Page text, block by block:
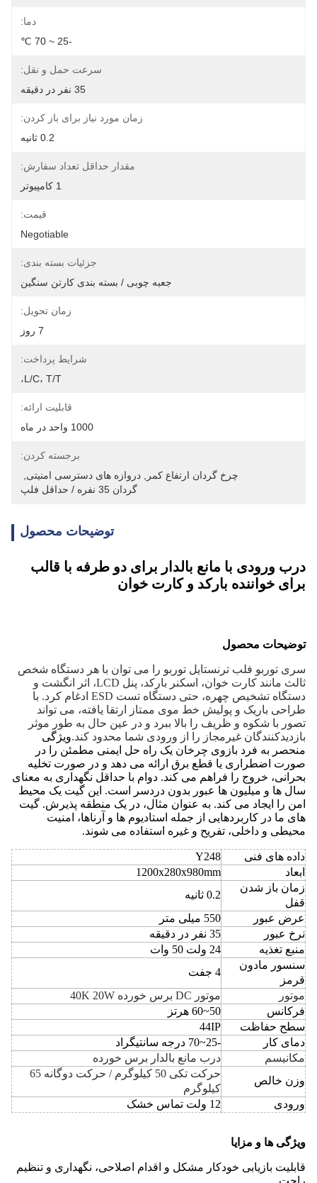
دما:
-25 ~ 70 ℃
سرعت حمل و نقل:
35 نفر در دقیقه
زمان مورد نیاز برای باز کردن:
0.2 ثانیه
مقدار حداقل تعداد سفارش:
1 کامپیوتر
قیمت:
Negotiable
جزئیات بسته بندی:
جعبه چوبی / بسته بندی کارتن سنگین
زمان تحویل:
7 روز
شرایط پرداخت:
L/C، T/T،
قابلیت ارائه:
1000 واحد در ماه
برجسته کردن:
چرخ گردان ارتفاع کمر
دروازه های دسترسی امنیتی
گردان 35 نفره / حداقل فلپ
توضیحات محصول
درب ورودی با مانع بالدار برای دو طرفه با قالب
برای خواننده بارکد و کارت خوان
توضیحات محصول
سری توربو فلب ترنستایل توربو را می توان با هر دستگاه شخص
ثالث مانند کارت خوان، اسکنر بارکد، پنل LCD، اثر انگشت و
دستگاه تشخیص چهره، حتی دستگاه تست ESD ادغام کرد. با
طراحی باریک و پولیش خط موی ممتاز ارتقا یافته، می تواند
تصور با شکوه و ظریف را بالا ببرد و در عین حال به طور موثر
بازدیدکنندگان غیرمجاز را از ورودی شما محدود کند.ویژگی
منحصر به فرد بازوی چرخان یک راه حل ایمنی مطمئن را در
صورت اضطراری یا قطع برق ارائه می دهد و در صورت تخلیه
بحرانی، خروج را فراهم می کند. دوام با حداقل نگهداری به معنای
سال ها و میلیون ها عبور بدون دردسر است. این گیت یک محیط
امن را ایجاد می کند. به عنوان مثال، در یک منطقه پذیرش. گیت
های ما در کاربردهایی از جمله استادیوم ها و آرناها، امنیت
محیطی و داخلی، تفریح و غیره استفاده می شوند.
داده های فنی
Y248
ابعاد
1200x280x980mm
زمان باز شدن
قفل
0.2 ثانیه
عرض عبور
550 میلی متر
نرخ عبور
35 نفر در دقیقه
منبع تغذیه
24 ولت 50 وات
سنسور مادون
قرمز
4 جفت
موتور
موتور DC برس خورده 40K 20W
فرکانس
50~60 هرتز
سطح حفاظت
44IP
دمای کار
-25~70 درجه سانتیگراد
مکانیسم
درب مانع بالدار برس خورده
وزن خالص
حرکت تکی 50 کیلوگرم / حرکت دوگانه 65
کیلوگرم
ورودی
12 ولت تماس خشک
ویژگی ها و مزایا
قابلیت بازیابی خودکار مشکل و اقدام اصلاحی، نگهداری و تنظیم
راحت